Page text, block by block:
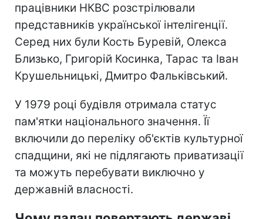
працівники НКВС розстрілювали
представників української інтелігенції.
Серед них були Кость Буревій, Олекса
Близько, Григорій Косинка, Тарас та Іван
Крушельницькі, Дмитро Фальківський.
У 1979 році будівля отримала статус
пам'ятки національного значення. Її
включили до переліку об'єктів культурної
спадщини, які не підлягають приватизації
та можуть перебувати виключно у
державній власності.